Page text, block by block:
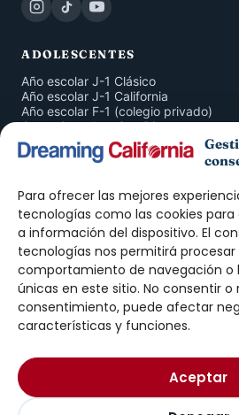
Para ofrecer las mejores
tecnologías como las cookies
a información del dispositivo. El
tecnologías nos permitirá
comportamiento de navegación o
únicas en este sitio. No consentir o
consentimiento, puede afectar
características y funciones.
Aceptar
ADOLESCENTES
Año escolar J-1 Clásico
Año escolar J-1 California
Año escolar F-1 (colegio privado)
Curso Completo San Diego
San Diego 4 Semanas
Inmersión en Familia
ADULTOS
Curso de Inglés San Diego
Prácticas J-1 · Intern
Prácticas J-1 · Trainee
Work & Travel
Au Pair
Nosotros
Blog
Contacto